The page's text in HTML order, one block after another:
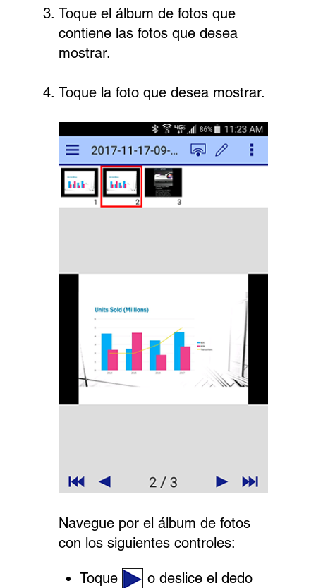
Toque el álbum de fotos que
contiene las fotos que desea
mostrar.
Toque la foto que desea mostrar.
Navegue por el álbum de fotos
con los siguientes controles:
Toque
o deslice el dedo